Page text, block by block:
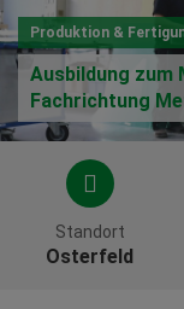
Produktion &
Ausbildung zum
Fachrichtung
Standort
Osterfeld